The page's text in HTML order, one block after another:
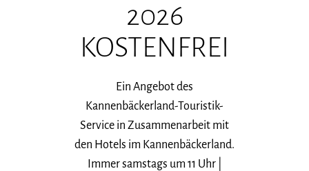
2026
KOSTENFREI
Ein Angebot des
Kannenbäckerland-Touristik-
Service in Zusammenarbeit mit
den Hotels im Kannenbäckerland.
Immer samstags um 11 Uhr |